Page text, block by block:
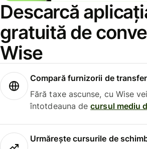
Descarcă
gratuită de
Wise
Compară furnizorii de
Fără taxe ascunse, cu Wise
întotdeauna decursul mediu
Urmărește cursurile de